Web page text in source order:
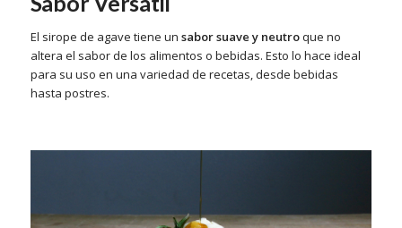
El sirope de agave tiene un sabor suave y neutroque no
altera el sabor de los alimentos o bebidas. Esto lo hace ideal
para su uso en una variedad de recetas, desde bebidas
hasta postres.